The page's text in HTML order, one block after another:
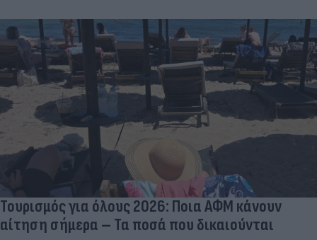
Τουρισμός για όλους 2026: Ποια ΑΦΜ κάνουν
αίτηση σήμερα – Τα ποσά που δικαιούνται